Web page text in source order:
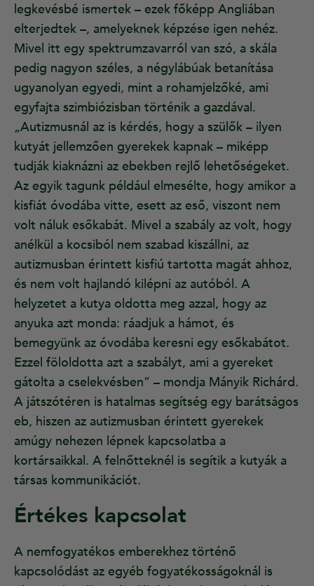
legkevésbé ismertek – ezek főképp Angliában
elterjedtek –, amelyeknek képzése igen nehéz.
Mivel itt egy spektrumzavarról van szó, a skála
pedig nagyon széles, a négylábúak betanítása
ugyanolyan egyedi, mint a rohamjelzőké, ami
egyfajta szimbiózisban történik a gazdával.
„Autizmusnál az is kérdés, hogy a szülők – ilyen
kutyát jellemzően gyerekek kapnak – miképp
tudják kiaknázni az ebekben rejlő lehetőségeket.
Az egyik tagunk például elmesélte, hogy amikor a
kisfiát óvodába vitte, esett az eső, viszont nem
volt náluk esőkabát. Mivel a szabály az volt, hogy
anélkül a kocsiból nem szabad kiszállni, az
autizmusban érintett kisfiú tartotta magát ahhoz,
és nem volt hajlandó kilépni az autóból. A
helyzetet a kutya oldotta meg azzal, hogy az
anyuka azt monda: ráadjuk a hámot, és
bemegyünk az óvodába keresni egy esőkabátot.
Ezzel föloldotta azt a szabályt, ami a gyereket
gátolta a cselekvésben” – mondja Mányik Richárd.
A játszótéren is hatalmas segítség egy barátságos
eb, hiszen az autizmusban érintett gyerekek
amúgy nehezen lépnek kapcsolatba a
kortársaikkal. A felnőtteknél is segítik a kutyák a
társas kommunikációt.
Értékes kapcsolat
A nemfogyatékos emberekhez történő
kapcsolódást az egyéb fogyatékosságoknál is